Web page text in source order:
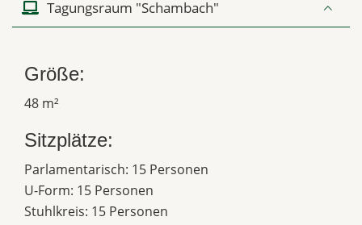
Tagungsraum "Schambach"
Größe:
48 m²
Sitzplätze:
Parlamentarisch: 15 Personen
U-Form: 15 Personen
Stuhlkreis: 15 Personen